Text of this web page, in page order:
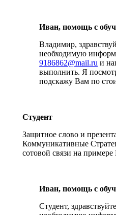
Иван, помощь с
Владимир,
необходимую
9186862@mail.ru и
выполнить. Я
подскажу Вам по
Студент
Защитное слово и
Коммуникативные
сотовой связи на
Иван, помощь с
Студент,